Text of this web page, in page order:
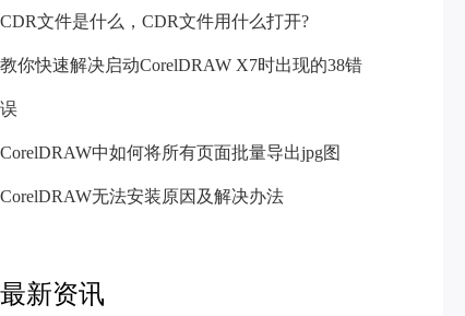
CDR文件是什么，CDR文件用什么打开?
教你快速解决启动CorelDRAW X7时出现的38错
误
CorelDRAW中如何将所有页面批量导出jpg图
CorelDRAW无法安装原因及解决办法
最新资讯